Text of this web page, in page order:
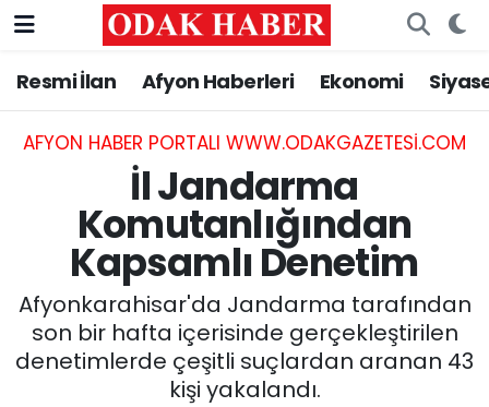
Resmi İlan Afyon Haberleri Ekonomi
AFYON HABER PORTALI WWW.ODAKGAZETESI.COM
İl Jandarma
Komutanlığından
Kapsamlı Denetim
Afyonkarahisar'da Jandarma tarafından
son bir hafta içerisinde gerçekleştirilen
denetimlerde çeşitli suçlardan aranan 43
kişi yakalandı.
AFYONKARAHİSAR HABERLERİ
Resmi İlan
GÜNCEL
SİYASET
EĞİTİM
Nöbetçi Eczaneler
Hava Durumu
Trafik Durumu
Süper Lig Puan Durumu ve Fikstür
Tüm Manşetler
Son Dakika Haberleri